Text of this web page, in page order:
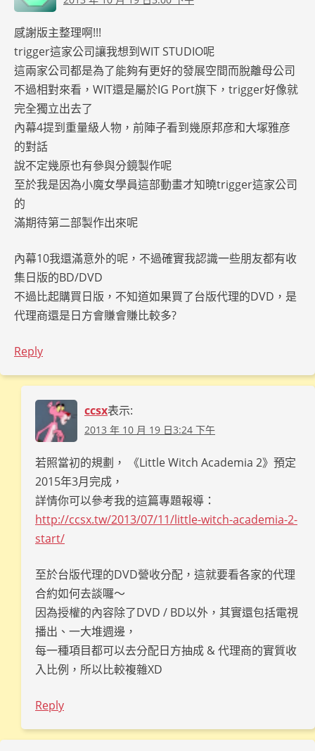
感謝版主整理啊!!!
trigger這家公司讓我想到WIT STUDIO呢
這兩家公司都是為了能夠有更好的發展空間而脫離母公司
不過相對來看，WIT還是屬於IG Port旗下，trigger好像就
完全獨立出去了
內幕4提到重量級人物，前陣子看到幾原邦彦和大塚雅彦
的對話
說不定幾原也有參與分鏡製作呢
至於我是因為小魔女學員這部動畫才知曉trigger這家公司
的
滿期待第二部製作出來呢
內幕10我還滿意外的呢，不過確實我認識一些朋友都有收
集日版的BD/DVD
不過比起購買日版，不知道如果買了台版代理的DVD，是
代理商還是日方會賺會賺比較多?
Reply
ccsx表示:
2013 年 10 月 19 日3:24 下午
若照當初的規劃， 《Little Witch Academia 2》預定
2015年3月完成，
詳情你可以參考我的這篇專題報導：
http://ccsx.tw/2013/07/11/little-witch-academia-2-
start/
至於台版代理的DVD營收分配，這就要看各家的代理
合約如何去談囉～
因為授權的內容除了DVD / BD以外，其實還包括電視
播出、一大堆週邊，
每一種項目都可以去分配日方抽成 & 代理商的實質收
入比例，所以比較複雜XD
Reply